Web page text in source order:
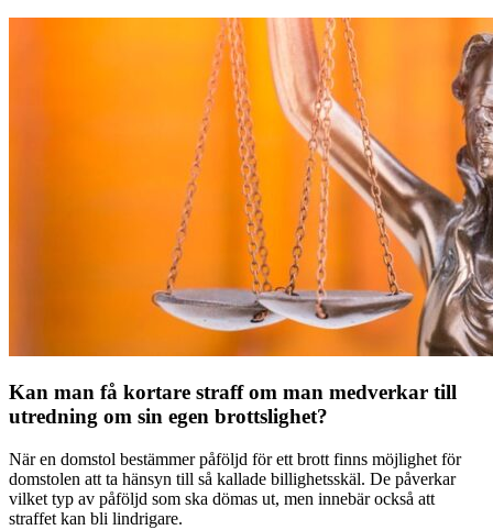
Kan man få kortare straff om man medverkar till
utredning om sin egen brottslighet?
När en domstol bestämmer påföljd för ett brott finns möjlighet för
domstolen att ta hänsyn till så kallade billighetsskäl. De påverkar
vilket typ av påföljd som ska dömas ut, men innebär också att
straffet kan bli lindrigare.